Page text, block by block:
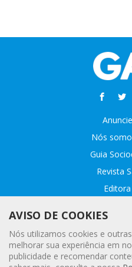
Nós
Guia
Revista
Fale
AVISO DE COOKIES
Nós utilizamos cookies e
melhorar sua experiência em
publicidade e recomendar